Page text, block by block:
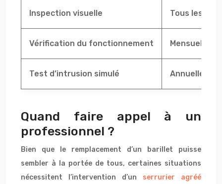
Inspection visuelle Tous les 3
Vérification du fonctionnement Mensuelle
Test d’intrusion simulé Annuelle
Quand faire appel à un
professionnel ?
Bien que le remplacement d’un barillet puisse
sembler à la portée de tous, certaines situations
nécessitent l’intervention d’un serrurier agréé